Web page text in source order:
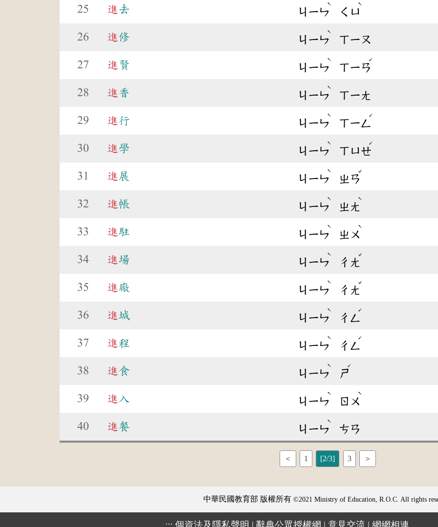
25 進去 ㄐㄧㄣ
ˋ
ㄑㄩ
ˋ
26 進修 ㄐㄧㄣ
ˋ
ㄒㄧㄡ
27 進 賢 ㄐㄧㄣ
ˋ
ㄒㄧㄢ
ˊ
28 進香 ㄐㄧㄣ
ˋ
ㄒㄧㄤ
29 進行 ㄐㄧㄣ
ˋ
ㄒㄧㄥ
ˊ
30 進學 ㄐㄧㄣ
ˋ
ㄒㄩㄝ
ˊ
31 進 展 ㄐㄧㄣ
ˋ
ㄓㄢ
ˇ
32 進帳 ㄐㄧㄣ
ˋ
ㄓㄤ
ˋ
33 進駐 ㄐㄧㄣ
ˋ
ㄓㄨ
ˋ
34 進場 ㄐㄧㄣ
ˋ
ㄔㄤ
ˇ
35 進廠 ㄐㄧㄣ
ˋ
ㄔㄤ
ˇ
36 進城 ㄐㄧㄣ
ˋ
ㄔㄥ
ˊ
37 進程 ㄐㄧㄣ
ˋ
ㄔㄥ
ˊ
38 進食 ㄐㄧㄣ
ˋ
ㄕ
ˊ
39 進 入 ㄐㄧㄣ
ˋ
ㄖㄨ
ˋ
40 進餐 ㄐㄧㄣ
ˋ
ㄘㄢ
＜ 1 [2/3] 3 ＞
中華民國教育部 版權所有 ©2021 Ministry of Education, R.O.C. All rights
::: 個資法及隱私聲明 | 辭典公眾授權網 | 意見交流 | 網網相連